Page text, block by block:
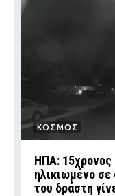
ΚΟΣΜΟΣ
ΗΠΑ: 15χρονος
ηλικιωμένο
του δράστη